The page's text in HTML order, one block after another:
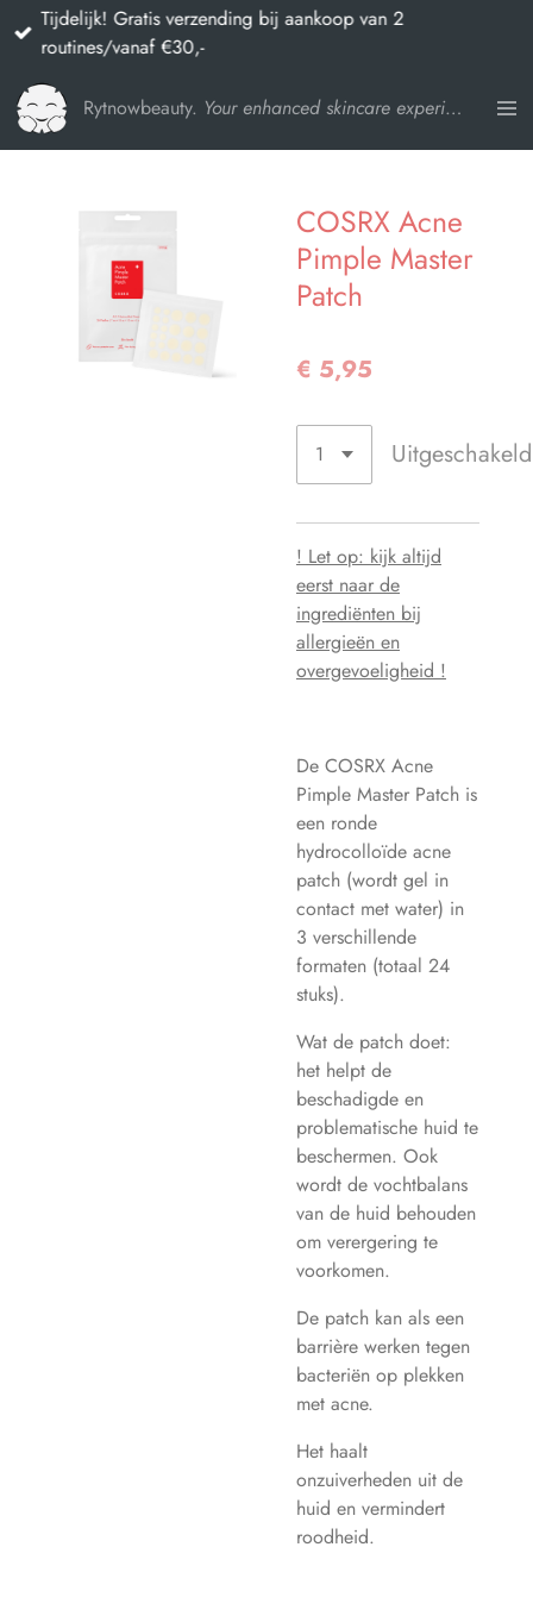
Ga
direct
naar
de
hoofdinhoud
Rytnowbeauty. Your enhanced skincare experience
Tijdelijk! Gratis verzending bij aankoop van 2
routines/vanaf €30,-
COSRX Acne
Pimple Master
Patch
€ 5,95
Uitgeschakeld
! Let op: kijk altijd
eerst naar de
ingrediënten bij
allergieën en
overgevoeligheid !
De COSRX Acne
Pimple Master Patch is
een ronde
hydrocolloïde acne
patch (wordt gel in
contact met water) in
3 verschillende
formaten (totaal 24
stuks).
Wat de patch doet:
het helpt de
beschadigde en
problematische huid te
beschermen. Ook
wordt de vochtbalans
van de huid behouden
om verergering te
voorkomen.
De patch kan als een
barrière werken tegen
bacteriën op plekken
met acne.
Het haalt
onzuiverheden uit de
huid en vermindert
roodheid.